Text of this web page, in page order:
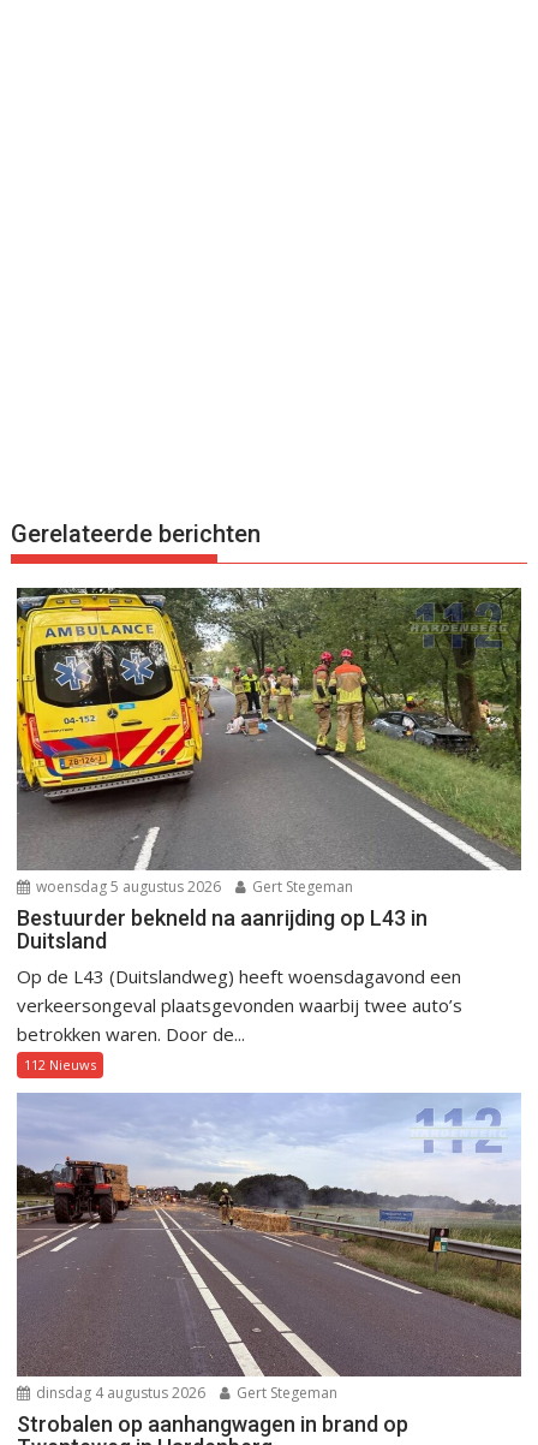
Gerelateerde berichten
woensdag 5 augustus 2026 Gert Stegeman
Bestuurder bekneld na aanrijding op L43 in
Duitsland
Op de L43 (Duitslandweg) heeft woensdagavond een
verkeersongeval plaatsgevonden waarbij twee auto’s
betrokken waren. Door de...
112 Nieuws
dinsdag 4 augustus 2026 Gert Stegeman
Strobalen op aanhangwagen in brand op